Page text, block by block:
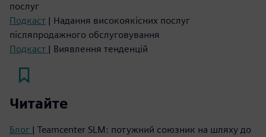
послуг
Подкаст | Надання високоякісних послуг
післяпродажного обслуговування
Подкаст | Виявлення тенденцій
Читайте
Блог | Teamcenter SLM: потужний союзник на шляху до